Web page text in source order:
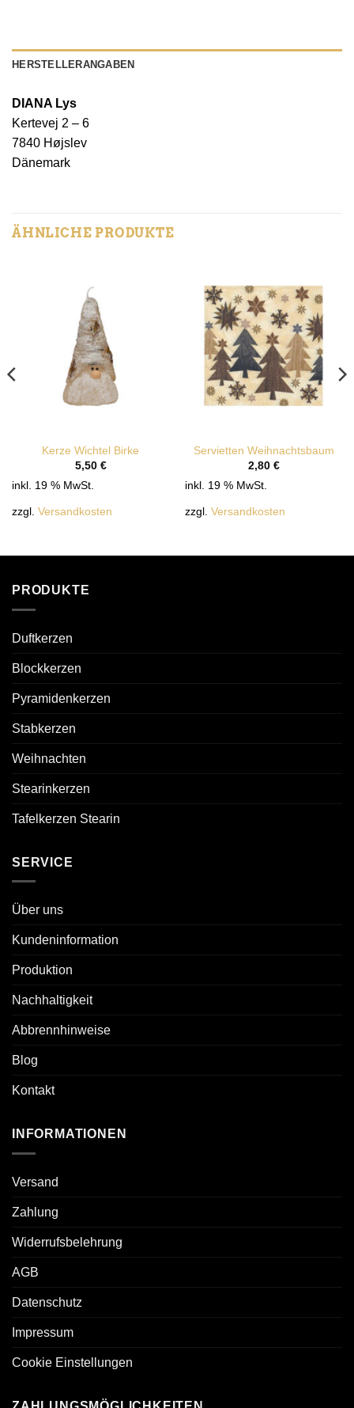
HERSTELLERANGABEN
DIANA Lys
Kertevej 2 – 6
7840 Højslev
Dänemark
ÄHNLICHE PRODUKTE
Kerze Wichtel Birke
5,50 €
inkl. 19 % MwSt.
zzgl. Versandkosten
Servietten Weihnachtsbaum
2,80 €
inkl. 19 % MwSt.
zzgl. Versandkosten
PRODUKTE
Duftkerzen
Blockkerzen
Pyramidenkerzen
Stabkerzen
Weihnachten
Stearinkerzen
Tafelkerzen Stearin
SERVICE
Über uns
Kundeninformation
Produktion
Nachhaltigkeit
Abbrennhinweise
Blog
Kontakt
INFORMATIONEN
Versand
Zahlung
Widerrufsbelehrung
AGB
Datenschutz
Impressum
Cookie Einstellungen